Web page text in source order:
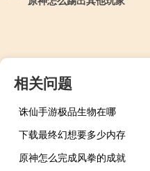
相关问题
诛仙手游极品生物在哪
下载最终幻想要多少内存
原神怎么完成风拳的成就